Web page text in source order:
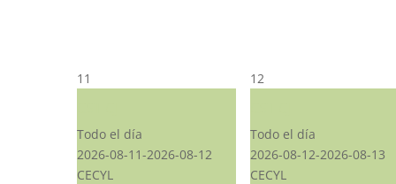
11
Todo el día
2026-08-11-2026-08-12
CECYL
12
Todo el día
2026-08-12-2026-08-13
CECYL